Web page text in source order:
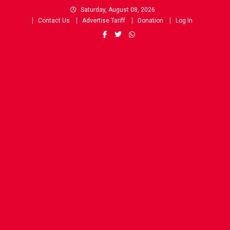
Saturday, August 08, 2026
Contact Us
Advertise Tariff Donation Log In